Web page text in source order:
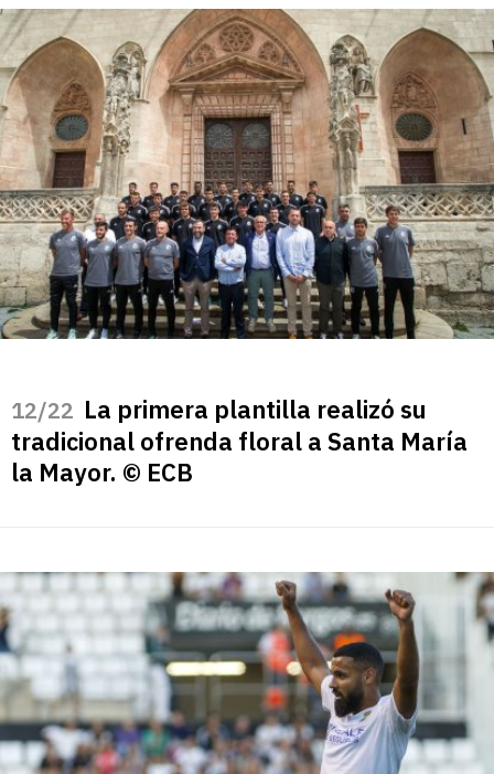
/22 La primera plantilla realizó su
tradicional ofrenda floral a Santa María
la Mayor. © ECB